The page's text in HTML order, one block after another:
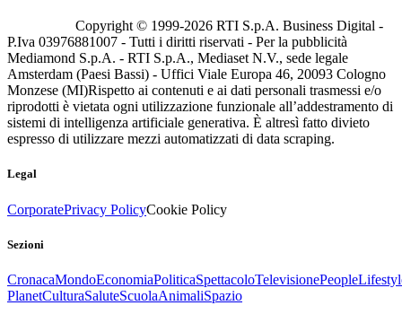
Copyright © 1999-2026 RTI S.p.A. Business Digital -
P.Iva 03976881007 - Tutti i diritti riservati - Per la pubblicità
Mediamond S.p.A. - RTI S.p.A., Mediaset N.V., sede legale
Amsterdam (Paesi Bassi) - Uffici Viale Europa 46, 20093 Cologno
Monzese (MI)Rispetto ai contenuti e ai dati personali trasmessi e/o
riprodotti è vietata ogni utilizzazione funzionale all’addestramento di
sistemi di intelligenza artificiale generativa. È altresì fatto divieto
espresso di utilizzare mezzi automatizzati di data scraping.
Legal
CorporatePrivacy PolicyCookie Policy
Sezioni
CronacaMondoEconomiaPoliticaSpettacoloTelevisionePeople
PlanetCulturaSaluteScuolaAnimaliSpazio